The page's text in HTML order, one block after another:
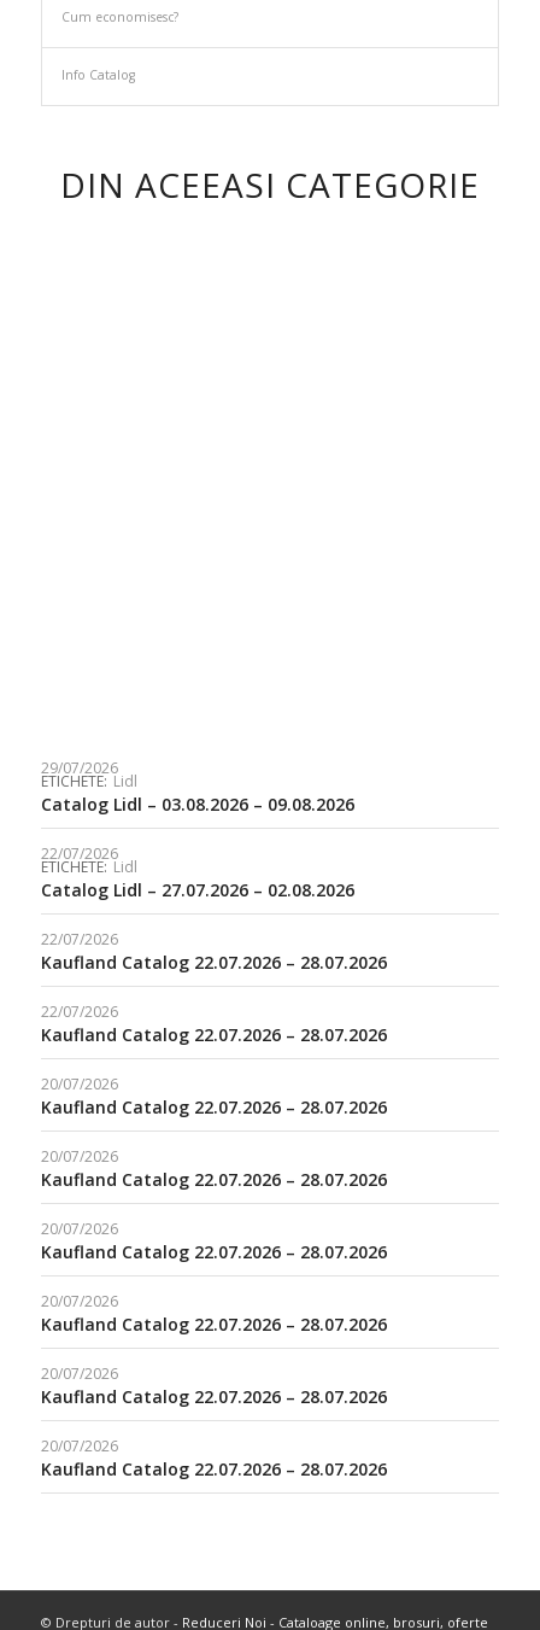
Cum economisesc?
Info Catalog
DIN ACEEASI CATEGORIE
29/07/2026
ETICHETE: Lidl
Catalog Lidl – 03.08.2026 – 09.08.2026
22/07/2026
ETICHETE: Lidl
Catalog Lidl – 27.07.2026 – 02.08.2026
22/07/2026
Kaufland Catalog 22.07.2026 – 28.07.2026
22/07/2026
Kaufland Catalog 22.07.2026 – 28.07.2026
20/07/2026
Kaufland Catalog 22.07.2026 – 28.07.2026
20/07/2026
Kaufland Catalog 22.07.2026 – 28.07.2026
20/07/2026
Kaufland Catalog 22.07.2026 – 28.07.2026
20/07/2026
Kaufland Catalog 22.07.2026 – 28.07.2026
20/07/2026
Kaufland Catalog 22.07.2026 – 28.07.2026
20/07/2026
Kaufland Catalog 22.07.2026 – 28.07.2026
© Drepturi de autor - Reduceri Noi - Cataloage online, brosuri, oferte